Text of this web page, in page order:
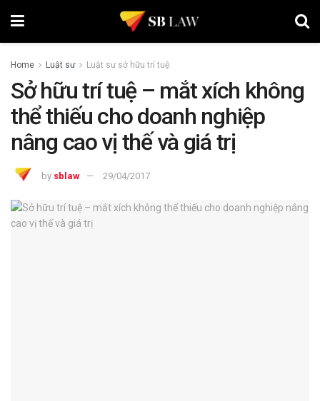
Home Luật sư Luật sư sở hữu trí tuệ
Sở hữu trí tuệ – mắt xích không
thể thiếu cho doanh nghiệp
nâng cao vị thế và giá trị
by sblaw 29/04/2017